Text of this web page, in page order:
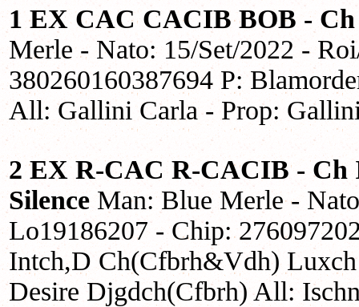
1 EX CAC CACIB BOB - Ch
Merle - Nato: 15/Set/2022 -
380260160387694 P:
All: Gallini Carla - Prop:
2 EX R-CAC R-CACIB- Ch
Silence Man: Blue Merle -
Lo19186207 - Chip:
Intch,D Ch(Cfbrh&Vdh)
Desire Djgdch(Cfbrh) All: